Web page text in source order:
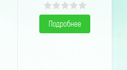
Подробнее